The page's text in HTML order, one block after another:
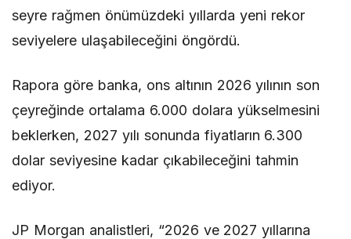
seyre rağmen önümüzdeki yıllarda yeni rekor
seviyelere ulaşabileceğini öngördü.
Rapora göre banka, ons altının 2026 yılının son
çeyreğinde ortalama 6.000 dolara yükselmesini
beklerken, 2027 yılı sonunda fiyatların 6.300
dolar seviyesine kadar çıkabileceğini tahmin
ediyor.
JP Morgan analistleri, “2026 ve 2027 yıllarına